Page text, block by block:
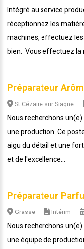
Intégré au service
réceptionnez les
machines, effectuez
bien. Vous effectuez la
Préparateur
St Cézaire sur Siagne
Nous recherchons
une production. Ce
aigu du détail et une
et de l'excellence...
Préparateur
Grasse Intérim
Nous recherchons
une équipe de